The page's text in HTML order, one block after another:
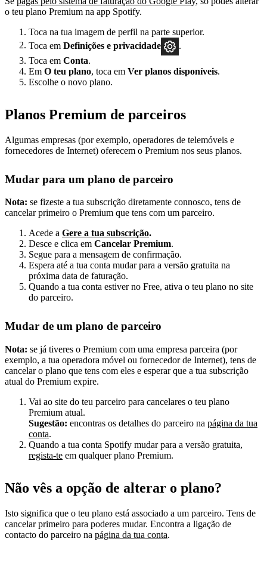
o teu plano Premium na app Spotify.
Toca na tua imagem de perfil na parte superior.
Toca em Definições e privacidade
Toca em Conta.
Em O teu plano, toca em Ver planos disponíveis.
Escolhe o novo plano.
Planos Premium de parceiros
Algumas empresas (por exemplo, operadores de telemóveis e
fornecedores de Internet) oferecem o Premium nos seus planos.
Mudar para um plano de parceiro
Nota: se fizeste a tua subscrição diretamente connosco, tens de
cancelar primeiro o Premium que tens com um parceiro.
Acede a Gere a tua subscrição.
Desce e clica em Cancelar Premium.
Segue para a mensagem de confirmação.
Espera até a tua conta mudar para a versão gratuita na
próxima data de faturação.
Quando a tua conta estiver no Free, ativa o teu plano no site
do parceiro.
Mudar de um plano de parceiro
Nota: se já tiveres o Premium com uma empresa parceira (por
exemplo, a tua operadora móvel ou fornecedor de Internet), tens de
cancelar o plano que tens com eles e esperar que a tua subscrição
atual do Premium expire.
Vai ao site do teu parceiro para cancelares o teu plano
Premium atual.
Sugestão: encontras os detalhes do parceiro na página da tua
conta.
Quando a tua conta Spotify mudar para a versão gratuita,
regista-te em qualquer plano Premium.
Não vês a opção de alterar o plano?
Isto significa que o teu plano está associado a um parceiro. Tens de
cancelar primeiro para poderes mudar. Encontra a ligação de
contacto do parceiro na página da tua conta.